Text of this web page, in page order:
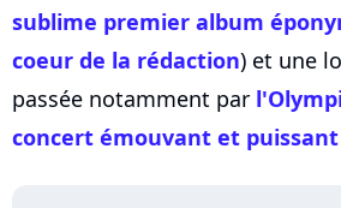
sublime premier album
coeur de la rédaction) et une
passée notamment par
concert émouvant et puissant